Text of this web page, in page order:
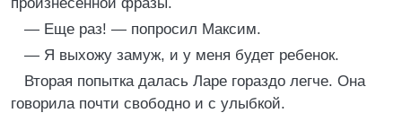
— Еще раз! — попросил Максим.
— Я выхожу замуж, и у меня будет ребенок.
Вторая попытка далась Ларе гораздо легче. Она
говорила почти свободно и с улыбкой.